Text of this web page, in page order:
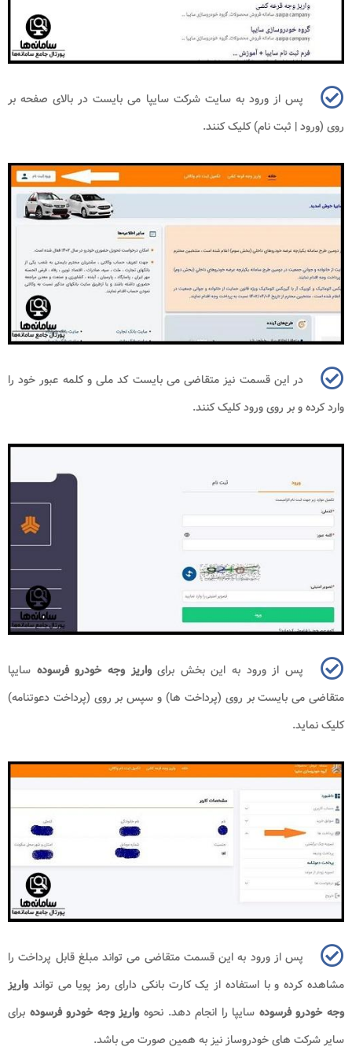
پس از ورود به سایت شرکت سایپا می بایست در بالای صفحه بر
روی (ورود | ثبت نام) کلیک کنند.
در این قسمت نیز متقاضی می بایست کد ملی و کلمه عبور خود را
وارد کرده و بر روی ورود کلیک کنند.
پس از ورود به این بخش برایواریز وجه خودرو فرسوده سایپا
متقاضی می بایست بر روی (پرداخت‌ ها) و سپس بر روی (پرداخت دعوتنامه)
کلیک نماید.
پس از ورود به این قسمت متقاضی می تواند مبلغ قابل پرداخت را
مشاهده کرده و با استفاده از یک کارت بانکی دارای رمز پویا می تواند واریز
وجه خودرو فرسوده سایپا را انجام دهد. نحوه واریز وجه خودرو فرسوده برای
سایر شرکت های خودروساز نیز به همین صورت می باشد.